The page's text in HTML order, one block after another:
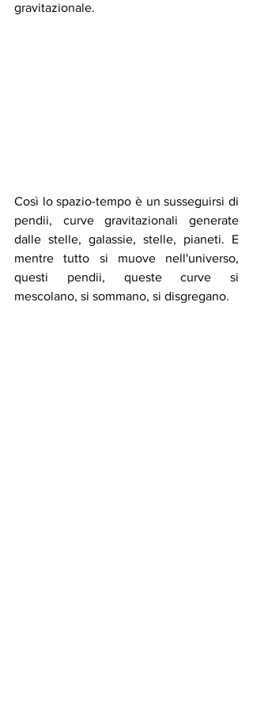
gravitazionale.
Così lo spazio-tempo è un susseguirsi di
pendii, curve gravitazionali generate
dalle stelle, galassie, stelle, pianeti. E
mentre tutto si muove nell'universo,
questi pendii, queste curve si
mescolano, si sommano, si disgregano.